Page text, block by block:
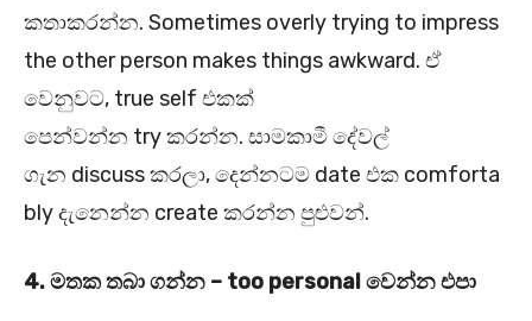
කතාකරන්න. Sometimes overly trying to impress
the other person makes things awkward. ඒ
වෙනුවට, true self එකක්
පෙන්වන්න try කරන්න. සාමකාමී දේවල්
ගැන discuss කරලා, දෙන්නටම date එක comforta
bly දැනෙන්න create කරන්න පුළුවන්.
4.මතක තබා ගන්න – too personalවෙන්න එපා